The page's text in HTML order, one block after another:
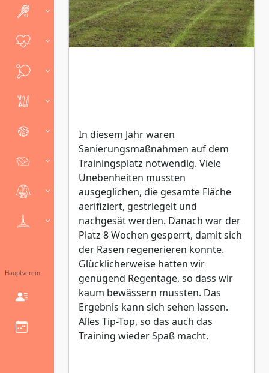
Hauptverein
In diesem Jahr waren
Sanierungsmaßnahmen auf dem
Trainingsplatz notwendig. Viele
Unebenheiten mussten
ausgeglichen, die gesamte Fläche
aerifiziert, gestriegelt und
nachgesät werden. Danach war der
Platz 8 Wochen gesperrt, damit sich
der Rasen regenerieren konnte.
Glücklicherweise hatten wir
genügend Regentage, so dass wir
kaum bewässern mussten. Das
Ergebnis kann sich sehen lassen.
Alles Tip-Top, so das auch das
Training wieder Spaß macht.